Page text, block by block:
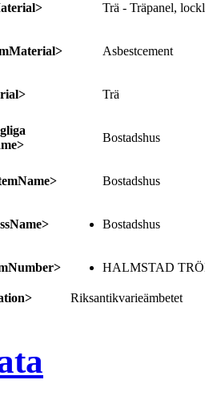
Trä - Träpanel,
Asbestcement
Trä
Bostadshus
Bostadshus
Bostadshus
HALMSTAD
Riksantikvarieämbetet